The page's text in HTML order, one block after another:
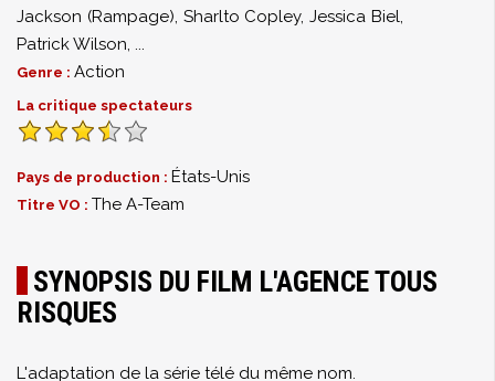
Jackson (Rampage), Sharlto Copley,Jessica Biel,
Patrick Wilson, ...
Genre : Action
La critique spectateurs
Pays de production : États-Unis
Titre VO : The A-Team
SYNOPSIS DU FILM L'AGENCE TOUS
RISQUES
L'adaptation de la série télé du même nom.